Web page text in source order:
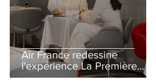
Air France redessine
l'expérience La Première
avec un salon entièrement